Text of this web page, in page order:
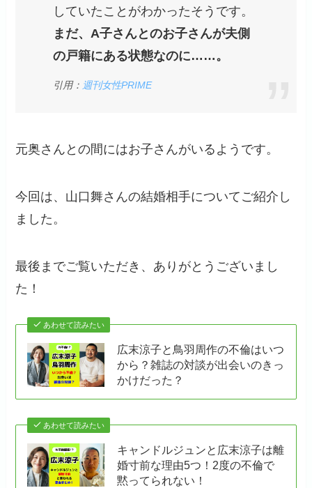
していたことがわかったそうです。
まだ、A子さんとのお子さんが夫側
の戸籍にある状態なのに……。
引用： 週刊女性PRIME
元奥さんとの間にはお子さんがいるようです。
今回は、山口舞さんの結婚相手についてご紹介し
ました。
最後までご覧いただき、ありがとうございまし
た！
あわせて読みたい
広末涼子と鳥羽周作の不倫はいつ
から？雑誌の対談が出会いのきっ
かけだった？
あわせて読みたい
キャンドルジュンと広末涼子は離
婚寸前な理由5つ！2度の不倫で
黙ってられない！